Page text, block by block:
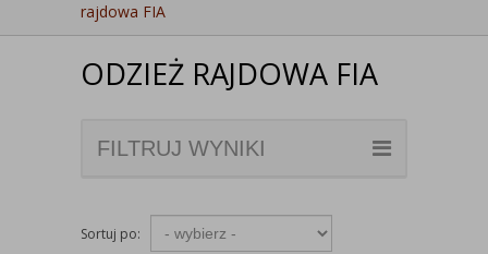
rajdowa FIA
ODZIEŻ RAJDOWA FIA
FILTRUJ WYNIKI
Sortuj po: